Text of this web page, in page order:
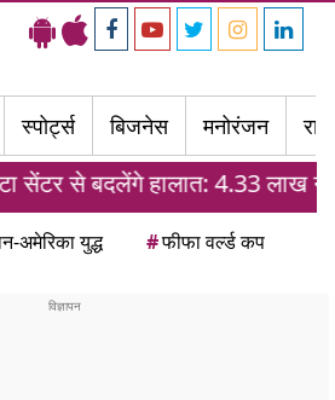
स्पोर्ट्स बिजनेस मनोरंजन
से बदलेंगे हालात: 4.33 लाख
अमेरिका युद्ध #फीफा वर्ल्ड कप